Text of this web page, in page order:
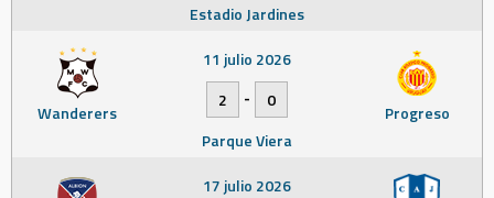
Estadio Jardines
Wanderers Progreso
11 julio 2026
2
-
0
Parque Viera
17 julio 2026